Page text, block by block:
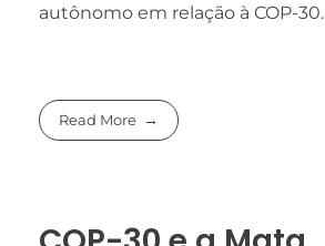
autônomo em relação à COP-30.
Read More